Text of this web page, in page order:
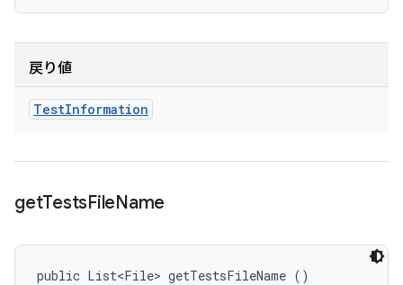
戻り値
TestInformation
getTestsFileName
public List<File> getTestsFileName ()